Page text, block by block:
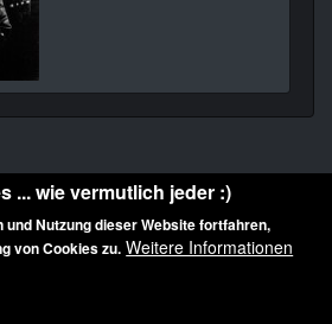
geschützt: © 2010-2026 der Film Noir de. Alle
... wie vermutlich jeder :)
und Nutzung dieser Website fortfahren,
von Cookies zu. Weitere Informationen